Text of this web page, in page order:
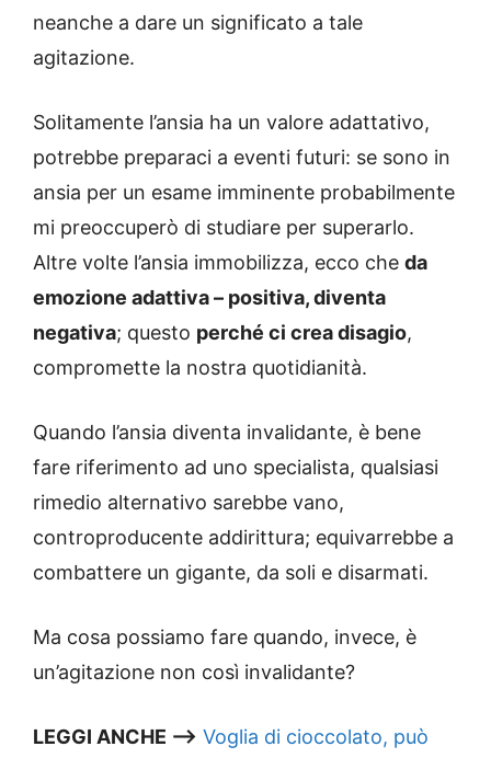
neanche a dare un significato a tale
agitazione.
Solitamente l’ansia ha un valore adattativo,
potrebbe preparaci a eventi futuri: se sono in
ansia per un esame imminente probabilmente
mi preoccuperò di studiare per superarlo.
Altre volte l’ansia immobilizza, ecco che da
emozione adattiva – positiva, diventa
negativa; questo perché ci crea disagio,
compromette la nostra quotidianità.
Quando l’ansia diventa invalidante, è bene
fare riferimento ad uno specialista, qualsiasi
rimedio alternativo sarebbe vano,
controproducente addirittura; equivarrebbe a
combattere un gigante, da soli e disarmati.
Ma cosa possiamo fare quando, invece, è
un’agitazione non così invalidante?
LEGGI ANCHE –> Voglia di cioccolato, può